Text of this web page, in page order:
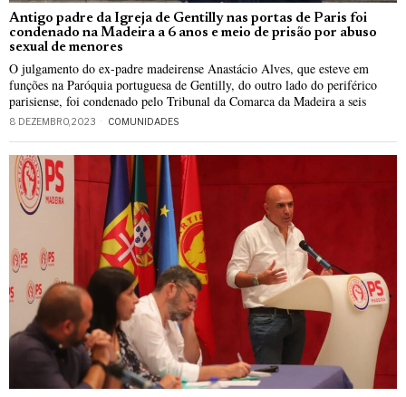
Antigo padre da Igreja de Gentilly nas portas de Paris foi
condenado na Madeira a 6 anos e meio de prisão por abuso
sexual de menores
O julgamento do ex-padre madeirense Anastácio Alves, que esteve em
funções na Paróquia portuguesa de Gentilly, do outro lado do periférico
parisiense, foi condenado pelo Tribunal da Comarca da Madeira a seis
8 DEZEMBRO, 2023 COMUNIDADES